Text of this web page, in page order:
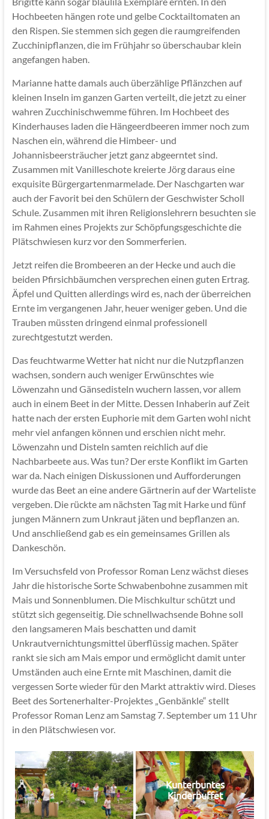
Hochbeeten hängen rote und gelbe Cocktailtomaten an
den Rispen. Sie stemmen sich gegen die raumgreifenden
Zucchinipflanzen, die im Frühjahr so überschaubar klein
angefangen haben.
Marianne hatte damals auch überzählige Pflänzchen auf
kleinen Inseln im ganzen Garten verteilt, die jetzt zu einer
wahren Zucchinischwemme führen. Im Hochbeet des
Kinderhauses laden die Hängeerdbeeren immer noch zum
Naschen ein, während die Himbeer- und
Johannisbeersträucher jetzt ganz abgeerntet sind.
Zusammen mit Vanilleschote kreierte Jörg daraus eine
exquisite Bürgergartenmarmelade. Der Naschgarten war
auch der Favorit bei den Schülern der Geschwister Scholl
Schule. Zusammen mit ihren Religionslehrern besuchten sie
im Rahmen eines Projekts zur Schöpfungsgeschichte die
Plätschwiesen kurz vor den Sommerferien.
Jetzt reifen die Brombeeren an der Hecke und auch die
beiden Pfirsichbäumchen versprechen einen guten Ertrag.
Äpfel und Quitten allerdings wird es, nach der überreichen
Ernte im vergangenen Jahr, heuer weniger geben. Und die
Trauben müssten dringend einmal professionell
zurechtgestutzt werden.
Das feuchtwarme Wetter hat nicht nur die Nutzpflanzen
wachsen, sondern auch weniger Erwünschtes wie
Löwenzahn und Gänsedisteln wuchern lassen, vor allem
auch in einem Beet in der Mitte. Dessen Inhaberin auf Zeit
hatte nach der ersten Euphorie mit dem Garten wohl nicht
mehr viel anfangen können und erschien nicht mehr.
Löwenzahn und Disteln samten reichlich auf die
Nachbarbeete aus. Was tun? Der erste Konflikt im Garten
war da. Nach einigen Diskussionen und Aufforderungen
wurde das Beet an eine andere Gärtnerin auf der Warteliste
vergeben. Die rückte am nächsten Tag mit Harke und fünf
jungen Männern zum Unkraut jäten und bepflanzen an.
Und anschließend gab es ein gemeinsames Grillen als
Dankeschön.
Im Versuchsfeld von Professor Roman Lenz wächst dieses
Jahr die historische Sorte Schwabenbohne zusammen mit
Mais und Sonnenblumen. Die Mischkultur schützt und
stützt sich gegenseitig. Die schnellwachsende Bohne soll
den langsameren Mais beschatten und damit
Unkrautvernichtungsmittel überflüssig machen. Später
rankt sie sich am Mais empor und ermöglicht damit unter
Umständen auch eine Ernte mit Maschinen, damit die
vergessen Sorte wieder für den Markt attraktiv wird. Dieses
Beet des Sortenerhalter-Projektes „Genbänkle“ stellt
Professor Roman Lenz am Samstag 7. September um 11 Uhr
in den Plätschwiesen vor.
Kunterbuntes
Kinderbuffet